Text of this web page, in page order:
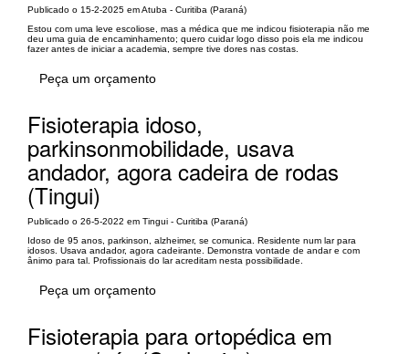
Publicado o 15-2-2025 em Atuba - Curitiba (Paraná)
Estou com uma leve escoliose, mas a médica que me indicou fisioterapia não me
deu uma guia de encaminhamento; quero cuidar logo disso pois ela me indicou
fazer antes de iniciar a academia, sempre tive dores nas costas.
Peça um orçamento
Fisioterapia idoso,
parkinsonmobilidade, usava
andador, agora cadeira de rodas
(Tingui)
Publicado o 26-5-2022 em Tingui - Curitiba (Paraná)
Idoso de 95 anos, parkinson, alzheimer, se comunica. Residente num lar para
idosos. Usava andador, agora cadeirante. Demonstra vontade de andar e com
ânimo para tal. Profissionais do lar acreditam nesta possibilidade.
Peça um orçamento
Fisioterapia para ortopédica em